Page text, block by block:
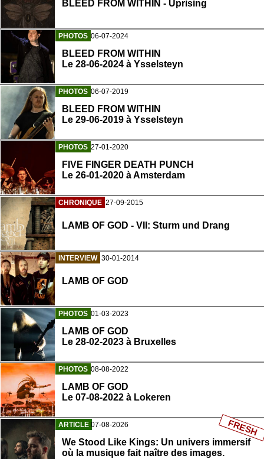
BLEED FROM WITHIN - Uprising
PHOTOS 06-07-2024
BLEED FROM WITHIN
Le 28-06-2024 à Ysselsteyn
PHOTOS 06-07-2019
BLEED FROM WITHIN
Le 29-06-2019 à Ysselsteyn
PHOTOS 27-01-2020
FIVE FINGER DEATH PUNCH
Le 26-01-2020 à Amsterdam
CHRONIQUE 27-09-2015
LAMB OF GOD - VII: Sturm und Drang
INTERVIEW 30-01-2014
LAMB OF GOD
PHOTOS 01-03-2023
LAMB OF GOD
Le 28-02-2023 à Bruxelles
PHOTOS 08-08-2022
LAMB OF GOD
Le 07-08-2022 à Lokeren
ARTICLE 07-08-2026
We Stood Like Kings: Un univers immersif
où la musique fait naître des images.
FRESH